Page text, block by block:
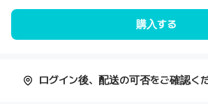
購入する
ログイン後、配送の可否をご確認くだ